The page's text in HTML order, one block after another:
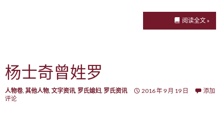
阅读全文 »
杨士奇曾姓罗
人物卷, 其他人物, 文字资讯, 罗氏媳妇, 罗氏资讯 2016 年 9 月 19 日
添加
评论